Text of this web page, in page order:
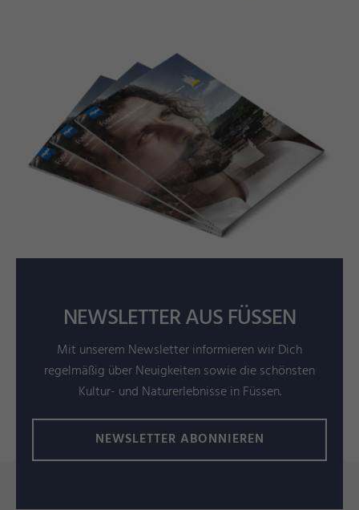
NEWSLETTER AUS FÜSSEN
Mit unserem Newsletter informieren wir Dich
regelmäßig über Neuigkeiten sowie die schönsten
Kultur- und Naturerlebnisse in Füssen.
NEWSLETTER ABONNIEREN